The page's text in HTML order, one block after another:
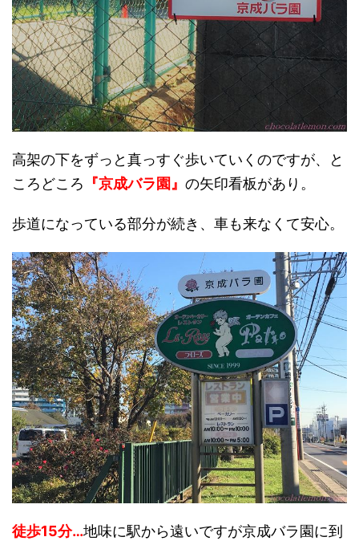
高架の下をずっと真っすぐ歩いていくのですが、と
ころどころ 『京成バラ園』 の矢印看板があり。
歩道になっている部分が続き、車も来なくて安心。
徒歩15分…地味に駅から遠いですが京成バラ園に到